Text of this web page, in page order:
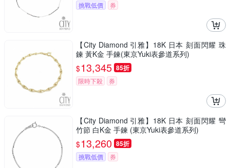
挑戰低價 券
【City Diamond 引雅】18K 日本 刻面閃耀 珠
鍊 黃K金 手鍊(東京Yuki表參道系列)
$13,345 85折
限時下殺 券
【City Diamond 引雅】18K 日本 刻面閃耀 彎
竹節 白K金 手鍊 (東京Yuki表參道系列)
$13,260 85折
挑戰低價 券